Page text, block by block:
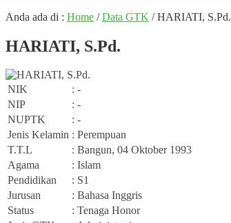
Anda ada di : Home /Data GTK /HARIATI, S.Pd.
HARIATI, S.Pd.
NIK
: -
NIP
: -
NUPTK
: -
Jenis Kelamin : Perempuan
T.T.L
: Bangun, 04 Oktober 1993
Agama
: Islam
Pendidikan
: S1
Jurusan
: Bahasa Inggris
Status
: Tenaga Honor